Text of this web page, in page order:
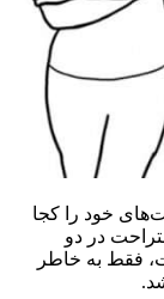
خود را کجا
در دو
فقط به خاطر